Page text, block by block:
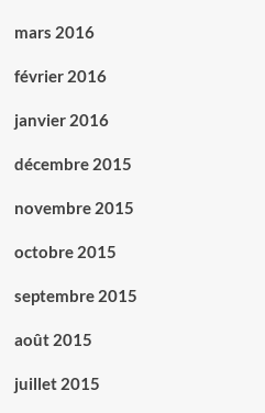
mars 2016
février 2016
janvier 2016
décembre 2015
novembre 2015
octobre 2015
septembre 2015
août 2015
juillet 2015